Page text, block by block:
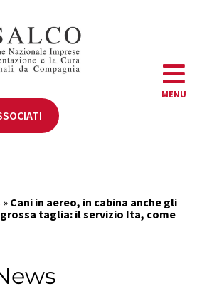
MENU
» Cani in aereo, in cabina anche gli
taglia: il servizio Ita, come